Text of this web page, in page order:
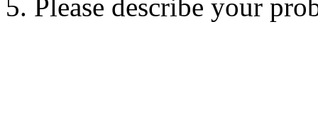
5. Please describe your